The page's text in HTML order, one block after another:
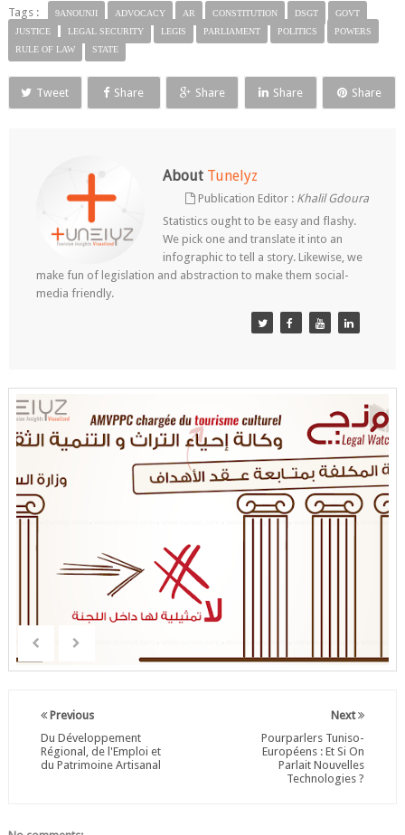
Tags : 9ANOUNJI ADVOCACY AR CONSTITUTION DSGT
GOVT
JUSTICE
LEGAL SECURITY LEGIS PARLIAMENT POLITICS
POWERS
RULE OF LAW
STATE
Tweet Share Share Share Share
About Tunelyz
Publication Editor : Khalil Gdoura
Statistics ought to be easy and flashy.
We pick one and translate it into an
infographic to tell a story. Likewise, we
make fun of legislation and abstraction to make them social-
media friendly.
Next
Pourparlers Tuniso-
Européens : Et Si On
Parlait Nouvelles
Technologies ?
Previous
Du Développement
Régional, de l'Emploi et
du Patrimoine Artisanal